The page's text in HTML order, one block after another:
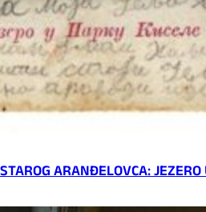
ARANĐELOVCA: